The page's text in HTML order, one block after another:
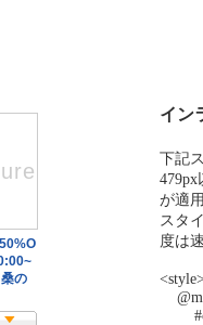
イン
下記
が適
スタ
度は